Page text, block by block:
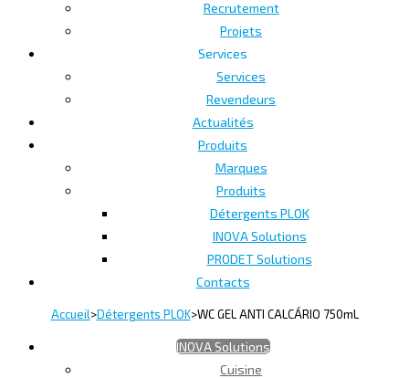
Recrutement
Projets
Services
Services
Revendeurs
Actualités
Produits
Marques
Produits
Détergents PLOK
INOVA Solutions
PRODET Solutions
Contacts
Accueil>Détergents PLOK>WC GEL ANTI CALCÁRIO 750mL
INOVA Solutions
Cuisine